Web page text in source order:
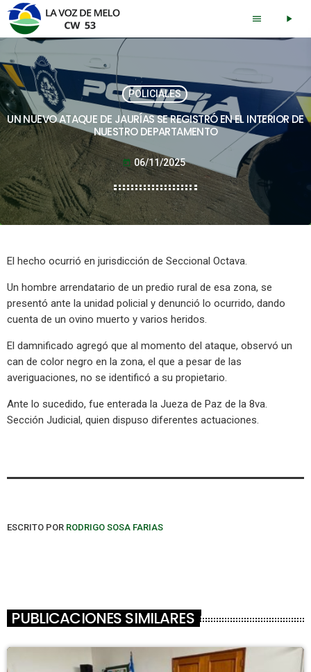
menu play_arrow
POLICIALES
UN NUEVO ATAQUE DE JAURÍAS SE REGISTRÓ EN EL INTERIOR DE
NUESTRO DEPARTAMENTO
today 06/11/2025
El hecho ocurrió en jurisdicción de Seccional Octava.
Un hombre arrendatario de un predio rural de esa zona, se
presentó ante la unidad policial y denunció lo ocurrido, dando
cuenta de un ovino muerto y varios heridos.
El damnificado agregó que al momento del ataque, observó un
can de color negro en la zona, el que a pesar de las
averiguaciones, no se identificó a su propietario.
Ante lo sucedido, fue enterada la Jueza de Paz de la 8va.
Sección Judicial, quien dispuso diferentes actuaciones.
ESCRITO POR RODRIGO SOSA FARIAS
PUBLICACIONES SIMILARES